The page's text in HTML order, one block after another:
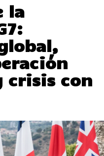
la
crisis con